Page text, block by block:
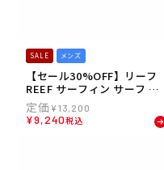
SALE メンズ
【セール30%OFF】リーフ
REEF サーフィン サーフ ス
ポーツサンダル 靴 THE SOJ
OURN CJ4030-GRY メンズ
男性 24SU 春夏
¥13,200
¥9,240税込